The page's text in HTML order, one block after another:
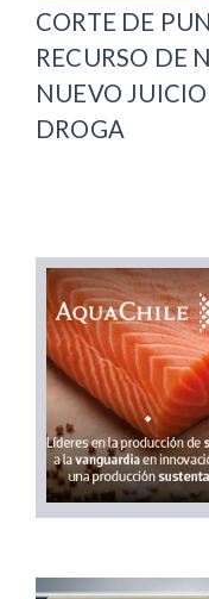
CORTE DE
RECURSO DE
NUEVO
DROGA